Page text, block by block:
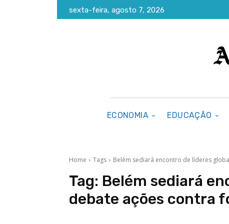
sexta-feira, agosto 7, 2026
ECONOMIA EDUCAÇÃO
Home Tags Belém sediará encontro de líderes
Tag: Belém sediará
debate ações contra